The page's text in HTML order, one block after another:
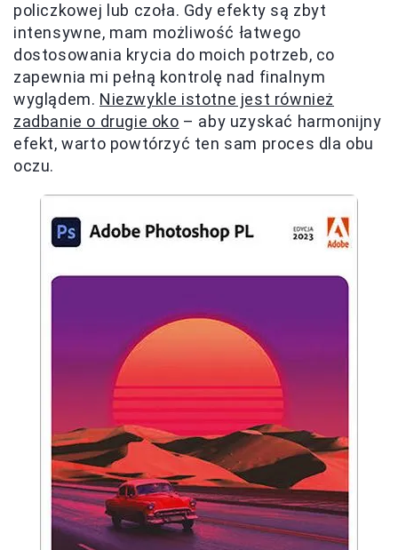
policzkowej lub czoła. Gdy efekty są zbyt
intensywne, mam możliwość łatwego
dostosowania krycia do moich potrzeb, co
zapewnia mi pełną kontrolę nad finalnym
wyglądem. Niezwykle istotne jest również
zadbanie o drugie oko – aby uzyskać harmonijny
efekt, warto powtórzyć ten sam proces dla obu
oczu.